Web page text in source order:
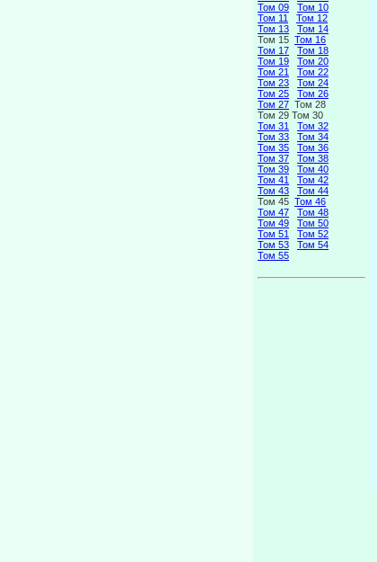
Том 09
Том 10
Том 11
Том 12
Том 13
Том 14
Том 15 Том 16
Том 17
Том 18
Том 19
Том 20
Том 21
Том 22
Том 23
Том 24
Том 25
Том 26
Том 27 Том 28
Том 29 Том 30
Том 31
Том 32
Том 33
Том 34
Том 35
Том 36
Том 37
Том 38
Том 39
Том 40
Том 41
Том 42
Том 43
Том 44
Том 45 Том 46
Том 47
Том 48
Том 49
Том 50
Том 51
Том 52
Том 53
Том 54
Том 55